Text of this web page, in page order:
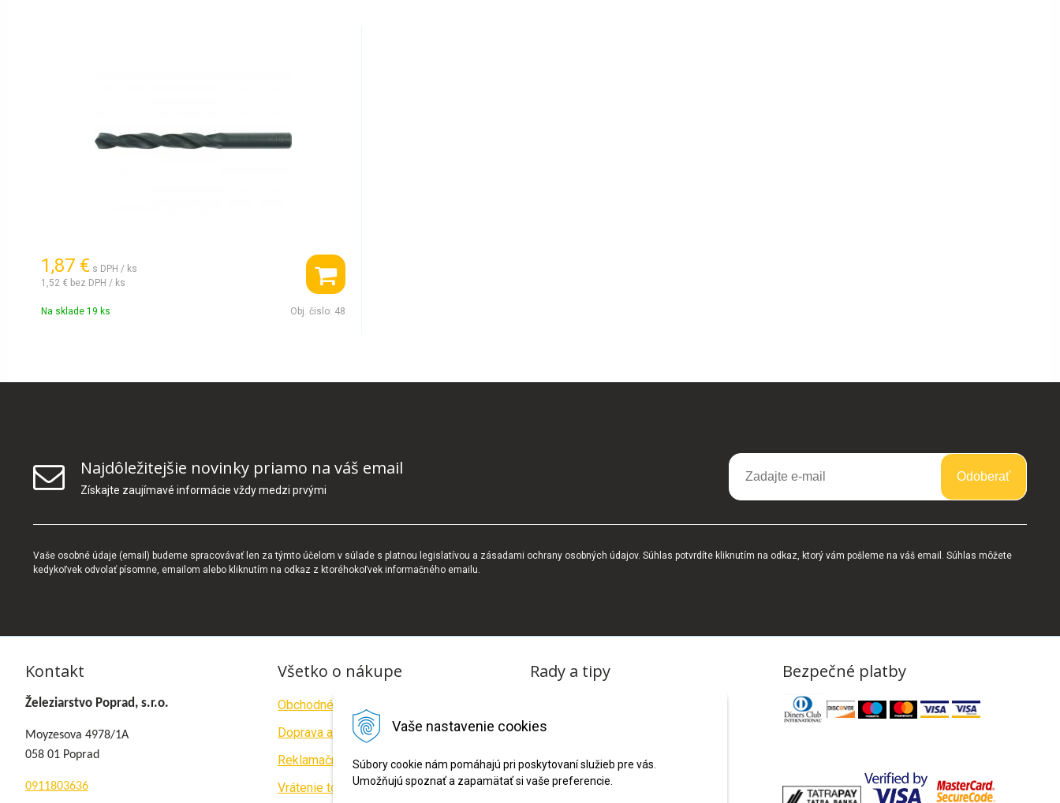
Vaše nastavenie cookies
Súbory cookie nám pomáhajú pri poskytovaní služieb pre vás.
Umožňujú spoznať a zapamätať si vaše preferencie.
1,87 € s DPH / ks
1,52 € bez DPH / ks
Na sklade 19 ks Obj. čislo: 48
Najdôležitejšie novinky priamo na váš email
Získajte zaujímavé informácie vždy medzi prvými
Odoberať
Vaše osobné údaje (email) budeme spracovávať len za týmto účelom v súlade s platnou legislatívou a zásadami ochrany osobných údajov. Súhlas potvrdíte kliknutím na odkaz, ktorý vám pošleme na váš email. Súhlas môžete
kedykoľvek odvolať písomne, emailom alebo kliknutím na odkaz z ktoréhokoľvek informačného emailu.
Kontakt
Železiarstvo Poprad, s.r.o.
Moyzesova 4978/1A
058 01 Poprad
0911803636
Všetko o nákupe
Obchodné podmienky
Doprava a platba
Reklamačný poriadok
Vrátenie tovaru
Rady a tipy Bezpečné platby